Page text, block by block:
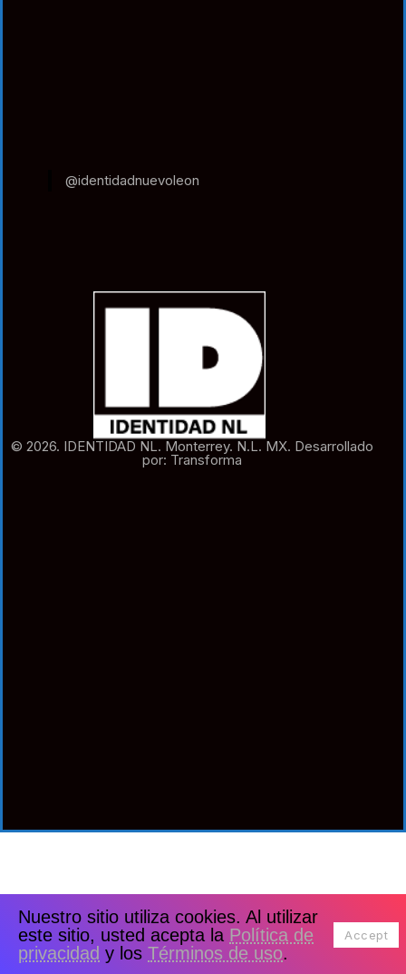
@identidadnuevoleon
© 2026. IDENTIDAD NL. Monterrey. N.L. MX. Desarrollado
por: Transforma
Nuestro sitio utiliza cookies. Al utilizar
este sitio, usted acepta la Política de
privacidad y los Términos de uso.
Accept